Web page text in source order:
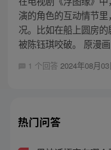
演的角色的互动情节
况。比如在船上圆房
被陈钰琪咬破。 原漫
1 个回答 2024年08月
热门问答